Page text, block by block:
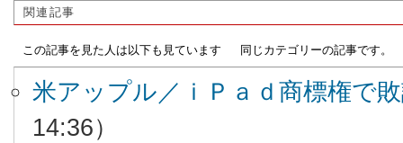
関連記事
この記事を見た人は以下も見ています 同じカテゴリーの記事です。
米アップル／ｉＰａｄ商標権で
14:36）